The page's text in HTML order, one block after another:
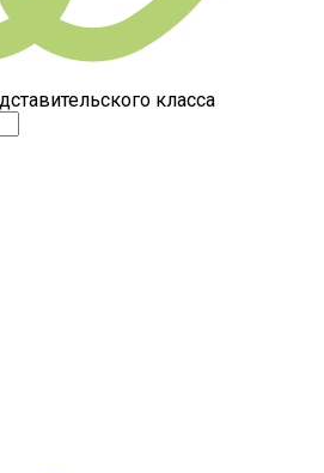
класса